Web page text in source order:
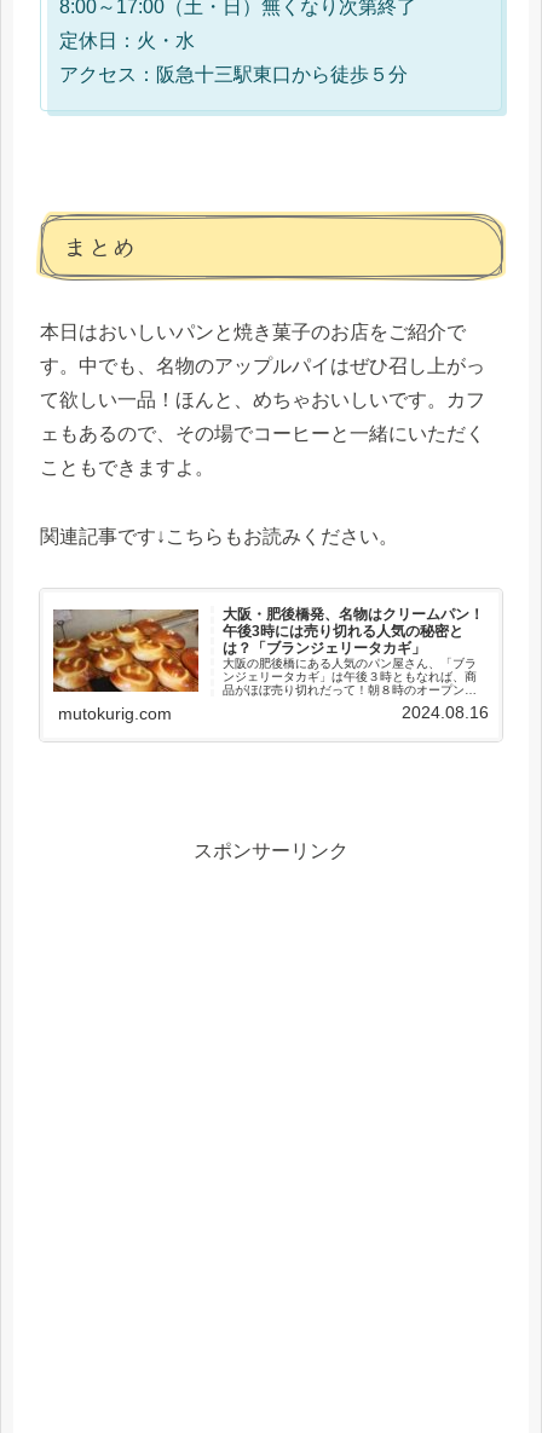
8:00～17:00（⼟・⽇）無くなり次第終了
定休日：⽕・⽔
アクセス：阪急⼗三駅東⼝から徒歩５分
まとめ
本日はおいしいパンと焼き菓子のお店をご紹介で
す。中でも、名物のアップルパイはぜひ召し上がっ
て欲しい一品！ほんと、めちゃおいしいです。カフ
ェもあるので、その場でコーヒーと一緒にいただく
こともできますよ。
関連記事です↓こちらもお読みください。
大阪・肥後橋発、名物はクリームパン！
午後3時には売り切れる人気の秘密と
は？「ブランジェリータカギ」
大阪の肥後橋にある人気のパン屋さん、「ブラ
ンジェリータカギ」は午後３時ともなれば、商
品がほぼ売り切れだって！朝８時のオープンか
ン」で、なんと、クリームが７割も占め、めち
すね。
mutokurig.com 2024.08.16
スポンサーリンク